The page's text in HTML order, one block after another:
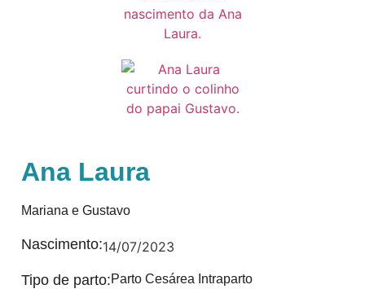
Ana Laura
Mariana e Gustavo
Nascimento:14/07/2023
Tipo de parto:Parto Cesárea Intraparto